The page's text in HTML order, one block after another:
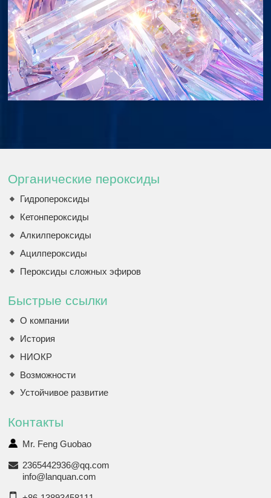
Органические пероксиды
Гидропероксиды
Кетонпероксиды
Алкилпероксиды
Ацилпероксиды
Пероксиды сложных эфиров
Быстрые ссылки
О компании
История
НИОКР
Возможности
Устойчивое развитие
Контакты
Mr. Feng Guobao
2365442936@qq.com
info@lanquan.com